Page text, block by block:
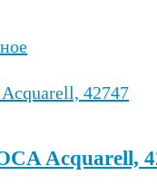
Acquarell,